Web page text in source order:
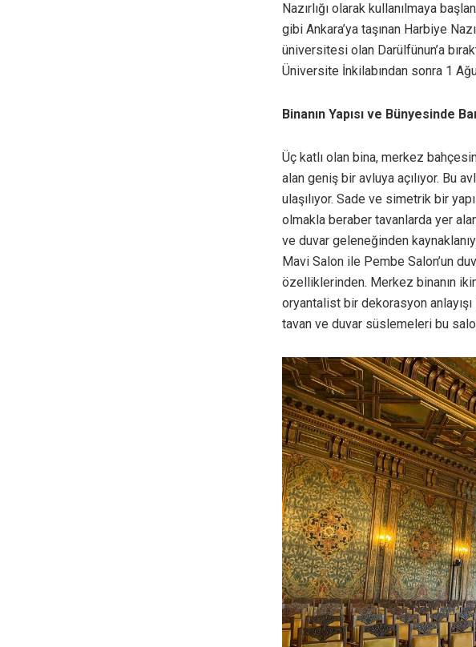
Nazırlığı olarak kullanılmaya
gibi Ankara’ya taşınan Harbiye
üniversitesi olan Darülfünun’a
Üniversite İnkilabından sonra 1
Binanın Yapısı ve Bünyesinde
Üç katlı olan bina, merkez
alan geniş bir avluya açılıyor. Bu
ulaşılıyor. Sade ve simetrik bir
olmakla beraber tavanlarda yer
ve duvar geleneğinden
Mavi Salon ile Pembe Salon’un
özelliklerinden. Merkez binanın
oryantalist bir dekorasyon
tavan ve duvar süslemeleri bu